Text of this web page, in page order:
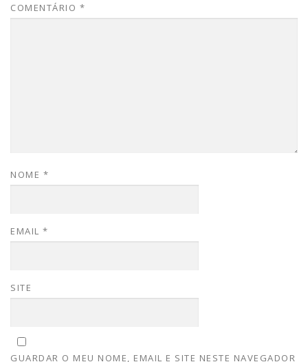
COMENTÁRIO *
NOME *
EMAIL *
SITE
GUARDAR O MEU NOME, EMAIL E SITE NESTE NAVEGADOR